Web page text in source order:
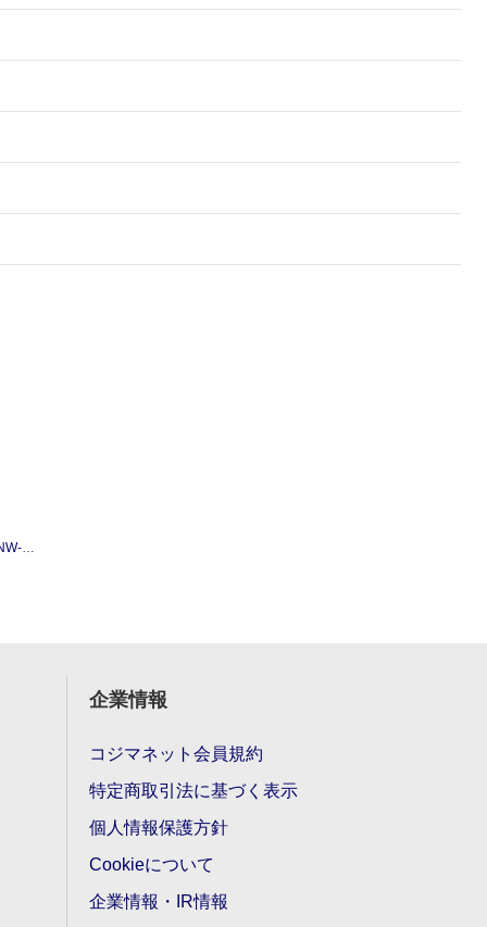
シート
企業情報
コジマネット会員規約
特定商取引法に基づく表示
個人情報保護方針
Cookieについて
企業情報・IR情報